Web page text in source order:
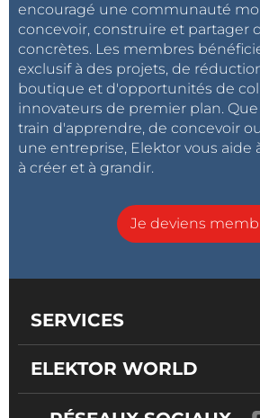
encouragé une communauté
concevoir, construire et partager
concrètes. Les membres
exclusif à des projets, de
boutique et d'opportunités de
innovateurs de premier plan. Que
train d'apprendre, de concevoir
une entreprise, Elektor vous aide
à créer et à grandir.
Je deviens
SERVICES
ELEKTOR WORLD